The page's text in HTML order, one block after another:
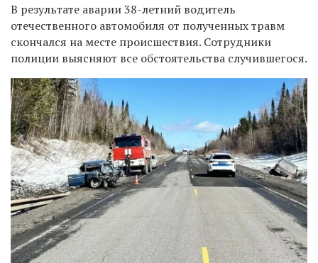
В результате аварии 38-летний водитель
отечественного автомобиля от полученных травм
скончался на месте происшествия. Сотрудники
полиции выясняют все обстоятельства случившегося.